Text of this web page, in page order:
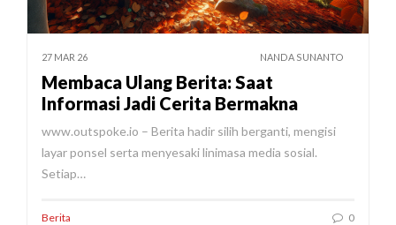
27 MAR 26 NANDA SUNANTO
Membaca Ulang Berita: Saat
Informasi Jadi Cerita Bermakna
www.outspoke.io – Berita hadir silih berganti, mengisi
layar ponsel serta menyesaki linimasa media sosial.
Setiap…
Berita 0